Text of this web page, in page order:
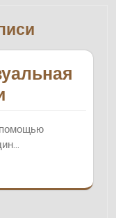
помощью